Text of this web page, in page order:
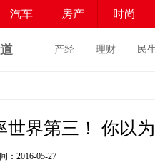
汽车 房产 时尚
产经 理财 民
世界第三！ 你以
：2016-05-27